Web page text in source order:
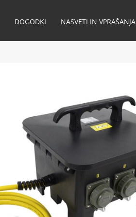
DOGODKI NASVETI IN VPRAŠANJA